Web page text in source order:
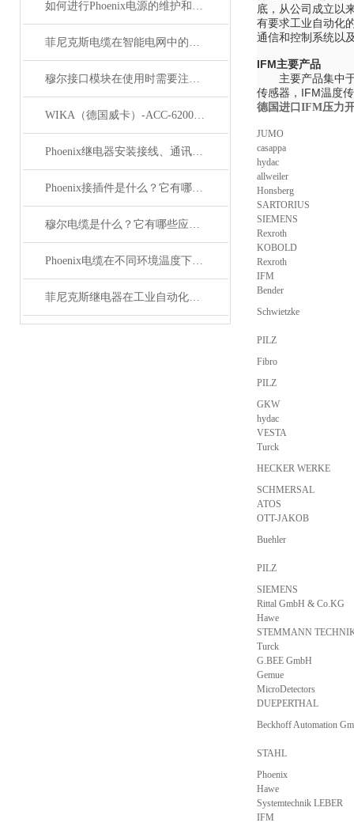
如何进行Phoenix电源的维护和保养？
菲尼克斯电缆在智能电网中的应用
穆尔接口模块在使用时需要注意哪些问题？
WIKA（德国威卡）-ACC-6200系列压力变送器简介
Phoenix继电器安装接线、通讯集成与故障诊断指南
Phoenix接插件是什么？它有哪些应用？
穆尔电缆是什么？它有哪些应用领域？
Phoenix电缆在不同环境温度下的性能表现如何？
菲尼克斯继电器在工业自动化中的作用
底，从公司成立以
有要求工业自动化
通信和控制系统以
IFM主要产品
主要产品集中于
传感器，IFM温度
德国进口IFM压力
JUMO
casappa
hydac
allweiler
Honsberg
SARTORIUS
SIEMENS
Rexroth
KOBOLD
Rexroth
IFM
Bender
Schwietzke
PILZ
Fibro
PILZ
GKW
hydac
VESTA
Turck
HECKER WERKE
SCHMERSAL
ATOS
OTT-JAKOB
Buehler
PILZ
SIEMENS
Rittal GmbH & Co.KG
Hawe
STEMMANN
Turck
G.BEE GmbH
Gemue
MicroDetectors
DUEPERTHAL
Beckhoff Automation
STAHL
Phoenix
Hawe
Systemtechnik LEBER
IFM